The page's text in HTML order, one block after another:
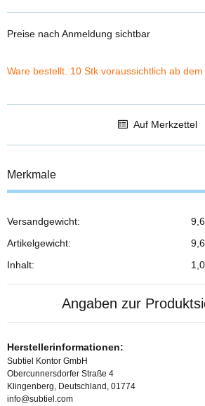
Preise nach Anmeldung sichtbar
Ware bestellt. 10 Stk voraussichtlich ab
Auf Merkzettel
Merkmale
Produkteigenschaft
Wert
Versandgewicht:
Artikelgewicht:
Inhalt:
Angaben zur
Herstellerinformationen:
Subtiel Kontor GmbH
Obercunnersdorfer Straße 4
Klingenberg, Deutschland, 01774
info@subtiel.com